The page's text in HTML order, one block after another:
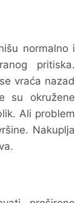
normalno i
pritiska.
vraća nazad
su okružene
Ali problem
Nakuplja